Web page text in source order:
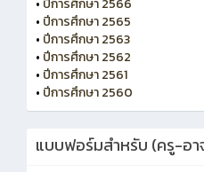
• ปีการศึกษา 2566
• ปีการศึกษา 2565
• ปีการศึกษา 2563
• ปีการศึกษา 2562
• ปีการศึกษา 2561
• ปีการศึกษา 2560
แบบฟอร์มสำหรับ (ครู-อา